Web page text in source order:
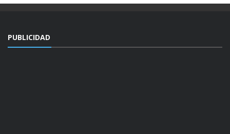
PUBLICIDAD